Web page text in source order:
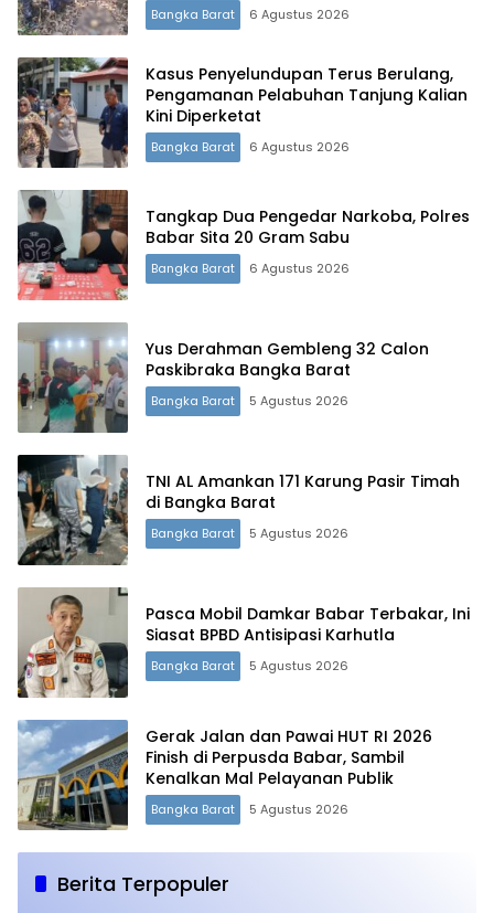
Bangka Barat 6 Agustus 2026
Kasus Penyelundupan Terus Berulang,
Pengamanan Pelabuhan Tanjung Kalian
Kini Diperketat
Bangka Barat 6 Agustus 2026
Tangkap Dua Pengedar Narkoba, Polres
Babar Sita 20 Gram Sabu
Bangka Barat 6 Agustus 2026
Yus Derahman Gembleng 32 Calon
Paskibraka Bangka Barat
Bangka Barat 5 Agustus 2026
TNI AL Amankan 171 Karung Pasir Timah
di Bangka Barat
Bangka Barat 5 Agustus 2026
Pasca Mobil Damkar Babar Terbakar, Ini
Siasat BPBD Antisipasi Karhutla
Bangka Barat 5 Agustus 2026
Gerak Jalan dan Pawai HUT RI 2026
Finish di Perpusda Babar, Sambil
Kenalkan Mal Pelayanan Publik
Bangka Barat 5 Agustus 2026
Berita Terpopuler